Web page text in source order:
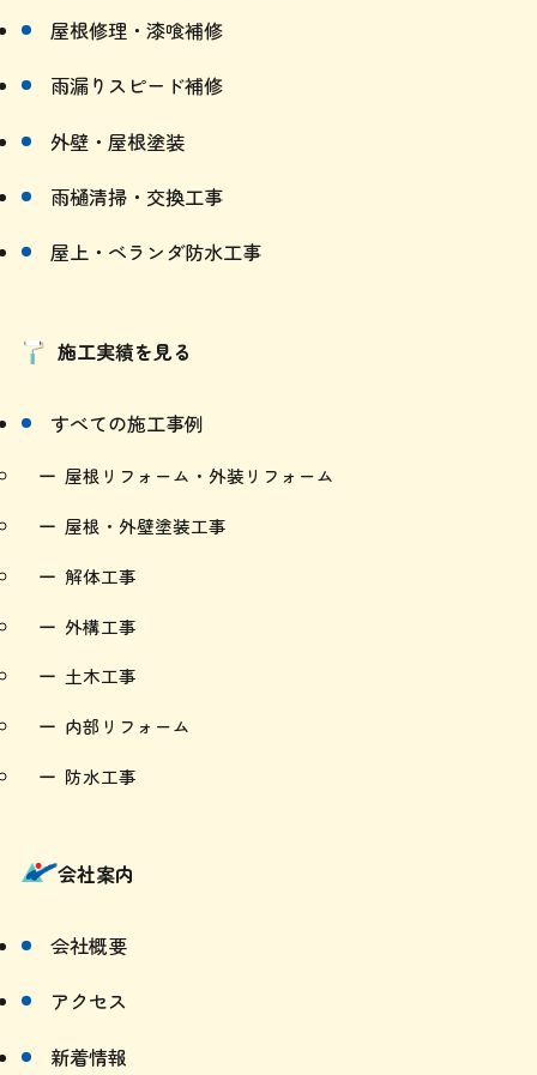
屋根修理・漆喰補修
雨漏りスピード補修
外壁・屋根塗装
雨樋清掃・交換工事
屋上・ベランダ防水工事
施工実績を見る
すべての施工事例
屋根リフォーム・外装リフォーム
屋根・外壁塗装工事
解体工事
外構工事
土木工事
内部リフォーム
防水工事
会社案内
会社概要
アクセス
新着情報